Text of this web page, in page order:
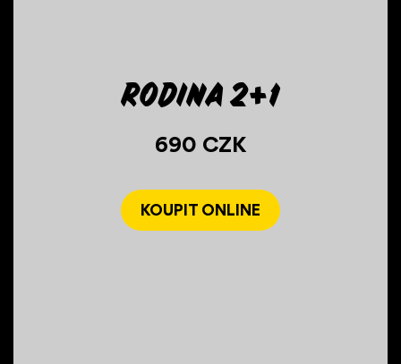
Rodina 2+1
690 CZK
KOUPIT ONLINE